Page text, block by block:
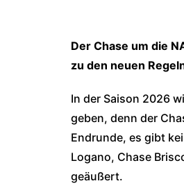
Der Chase um die
zu den neuen
In der Saison 2026
geben, denn der
Endrunde, es gibt
Logano, Chase
geäußert.